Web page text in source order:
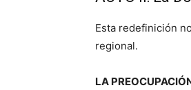
Esta redefinición
regional.
LA